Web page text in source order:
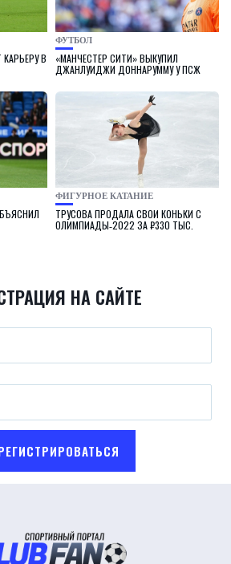
В
ФУТБОЛ
«МАНЧЕСТЕР СИТИ» ВЫКУПИЛ
ДЖАНЛУИДЖИ ДОННАРУММУ У ПСЖ
ФИГУРНОЕ КАТАНИЕ
ТРУСОВА ПРОДАЛА СВОИ КОНЬКИ С
ОЛИМПИАДЫ‑2022 ЗА ₽330 ТЫС.
НА САЙТЕ